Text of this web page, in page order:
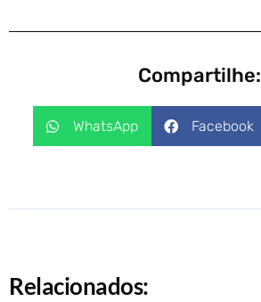
Compartilhe:
WhatsApp Facebook
Relacionados: